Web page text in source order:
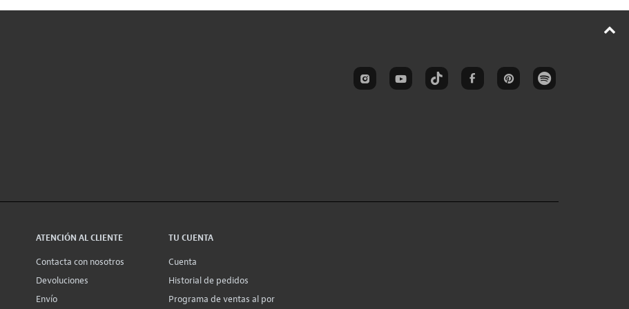
ATENCIÓN AL CLIENTE
Contacta con nosotros
Devoluciones
Envío
TU CUENTA
Cuenta
Historial de pedidos
Programa de ventas al por